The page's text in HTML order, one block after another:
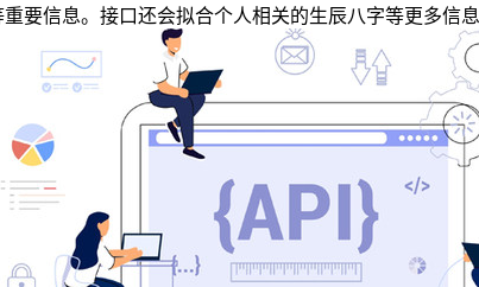
要信息。接口还会拟合个人相关的生辰八字等更多信